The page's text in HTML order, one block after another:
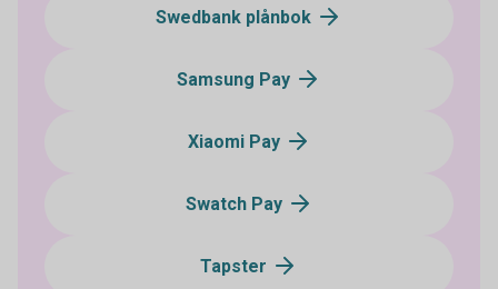
Swedbank plånbok
Samsung Pay
Xiaomi Pay
Swatch Pay
Tapster